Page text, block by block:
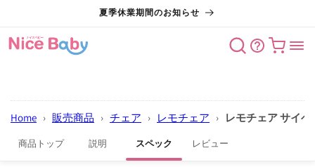
夏季休業期間のお知らせ
カート
Home › 販売商品 › チェア › レモチェア › レモチェア サイベ
商品トップ 説明 スペック レビュー